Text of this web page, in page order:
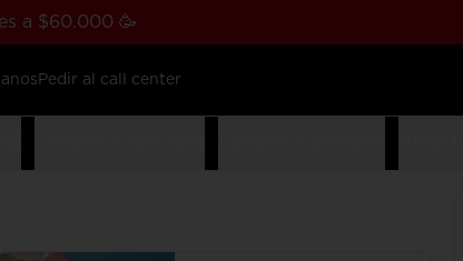
a $60.000 🥳
Pedir al call center